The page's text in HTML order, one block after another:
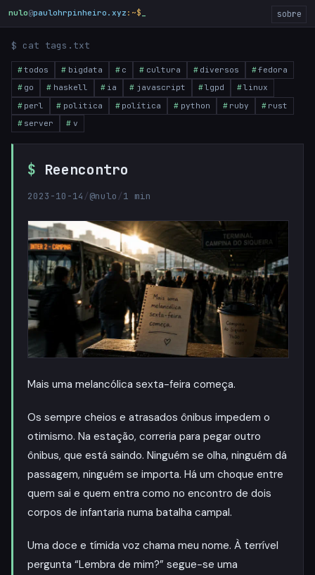
nulo@paulohrpinheiro.xyz :~$ sobre
$ cat tags.txt
todos bigdata c cultura diversos
fedora
go
haskell ia javascript lgpd
linux
perl
politica política python ruby
rust
server
v
Reencontro
2023-10-14 /@nulo /1 min
Mais uma melancólica sexta-feira começa.
Os sempre cheios e atrasados ônibus impedem o
otimismo. Na estação, correria para pegar outro
ônibus, que está saindo. Ninguém se olha, ninguém dá
passagem, ninguém se importa. Há um choque entre
quem sai e quem entra como no encontro de dois
corpos de infantaria numa batalha campal.
Uma doce e tímida voz chama meu nome. À terrível
pergunta “Lembra de mim?” segue-se uma